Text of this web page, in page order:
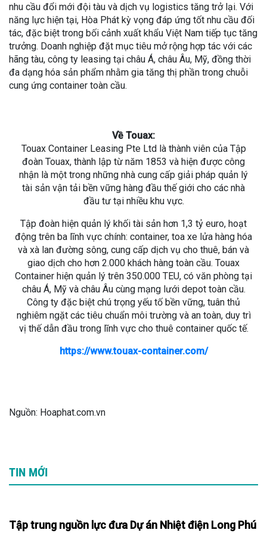
nhu cầu đổi mới đội tàu và dịch vụ logistics tăng trở lại. Với
năng lực hiện tại, Hòa Phát kỳ vọng đáp ứng tốt nhu cầu đối
tác, đặc biệt trong bối cảnh xuất khẩu Việt Nam tiếp tục tăng
trưởng. Doanh nghiệp đặt mục tiêu mở rộng hợp tác với các
hãng tàu, công ty leasing tại châu Á, châu Âu, Mỹ, đồng thời
đa dạng hóa sản phẩm nhằm gia tăng thị phần trong chuỗi
cung ứng container toàn cầu.
Về Touax:
Touax Container Leasing Pte Ltd là thành viên của Tập
đoàn Touax, thành lập từ năm 1853 và hiện được công
nhận là một trong những nhà cung cấp giải pháp quản lý
tài sản vận tải bền vững hàng đầu thế giới cho các nhà
đầu tư tại nhiều khu vực.
Tập đoàn hiện quản lý khối tài sản hơn 1,3 tỷ euro, hoạt
động trên ba lĩnh vực chính: container, toa xe lửa hàng hóa
và xà lan đường sông, cung cấp dịch vụ cho thuê, bán và
giao dịch cho hơn 2.000 khách hàng toàn cầu. Touax
Container hiện quản lý trên 350.000 TEU, có văn phòng tại
châu Á, Mỹ và châu Âu cùng mạng lưới depot toàn cầu.
Công ty đặc biệt chú trọng yếu tố bền vững, tuân thủ
nghiêm ngặt các tiêu chuẩn môi trường và an toàn, duy trì
vị thế dẫn đầu trong lĩnh vực cho thuê container quốc tế.
https://www.touax-container.com/
Nguồn: Hoaphat.com.vn
TIN MỚI
Tập trung nguồn lực đưa Dự án Nhiệt điện Long Phú